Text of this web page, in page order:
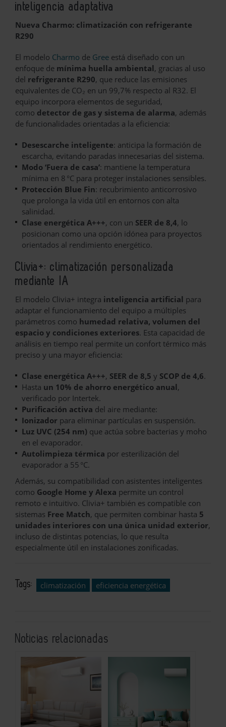
inteligencia adaptativa
Nueva Charmo: climatización con refrigerante
R290
El modelo Charmo de Gree está diseñado con un
enfoque de mínima huella ambiental, gracias al uso
del refrigerante R290, que reduce las emisiones
equivalentes de CO₂ en un 99,7% respecto al R32. El
equipo incorpora elementos de seguridad,
como detector de gas y sistema de alarma, además
de funcionalidades orientadas a la eficiencia:
Desescarche inteligente: anticipa la formación de
escarcha, evitando paradas innecesarias del sistema.
Modo ‘Fuera de casa’: mantiene la temperatura
mínima en 8 °C para proteger instalaciones sensibles.
Protección Blue Fin: recubrimiento anticorrosivo
que prolonga la vida útil en entornos con alta
salinidad.
Clase energética A+++, con un SEER de 8,4, lo
posicionan como una opción idónea para proyectos
orientados al rendimiento energético.
Clivia+: climatización personalizada
mediante IA
El modelo Clivia+ integra inteligencia artificial para
adaptar el funcionamiento del equipo a múltiples
parámetros como humedad relativa, volumen del
espacio y condiciones exteriores. Esta capacidad de
análisis en tiempo real permite un confort térmico más
preciso y una mayor eficiencia:
Clase energética A+++, SEER de 8,5 y SCOP de 4,6.
Hasta un 10% de ahorro energético anual,
verificado por Intertek.
Purificación activa del aire mediante:
Ionizador para eliminar partículas en suspensión.
Luz UVC (254 nm) que actúa sobre bacterias y moho
en el evaporador.
Autolimpieza térmica por esterilización del
evaporador a 55 °C.
Además, su compatibilidad con asistentes inteligentes
como Google Home y Alexa permite un control
remoto e intuitivo. Clivia+ también es compatible con
sistemas Free Match, que permiten combinar hasta 5
unidades interiores con una única unidad exterior,
incluso de distintas potencias, lo que resulta
especialmente útil en instalaciones zonificadas.
Tags: climatización eficiencia energética
Noticias relacionadas